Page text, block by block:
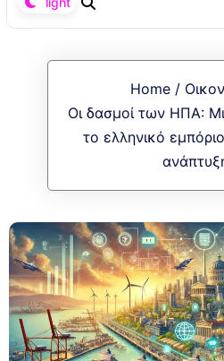
Home /
Οι δασμοί των ΗΠΑ:
το ελληνικό